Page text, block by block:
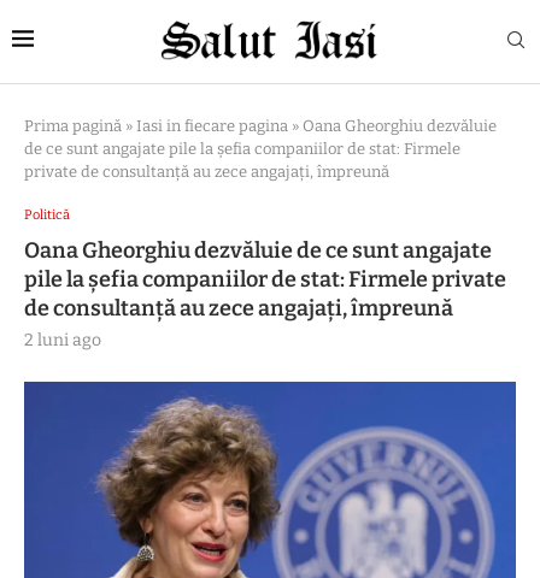
Prima pagină » Iasi in fiecare pagina » Oana Gheorghiu dezvăluie
de ce sunt angajate pile la șefia companiilor de stat: Firmele
private de consultanță au zece angajați, împreună
Politică
Oana Gheorghiu dezvăluie de ce sunt angajate
pile la șefia companiilor de stat: Firmele private
de consultanță au zece angajați, împreună
2 luni ago